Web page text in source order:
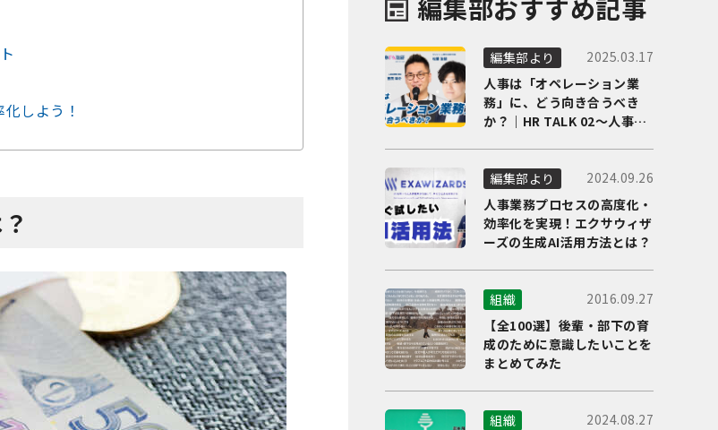
しよう！
編集部おすすめ記事
編集部より
2025.03.17
人事は「オペレーション業
務」に、どう向き合うべき
か？｜HR TALK 02～人事DX
編集部より
2024.09.26
人事業務プロセスの高度化・
効率化を実現！エクサウィザ
ーズの生成AI活用方法とは？
組織
2016.09.27
【全100選】後輩・部下の育
成のために意識したいことを
まとめてみた
組織
2024.08.27